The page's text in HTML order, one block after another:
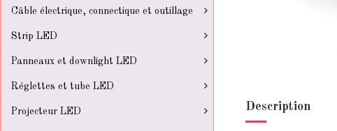
Description
Câble électrique, connectique et outillage
Strip LED
Panneaux et downlight LED
Réglettes et tube LED
Projecteur LED